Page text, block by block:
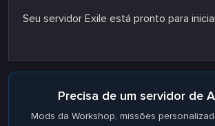
Seu servidor Exile está pronto para
Precisa de um servidor de
Mods da Workshop, missões